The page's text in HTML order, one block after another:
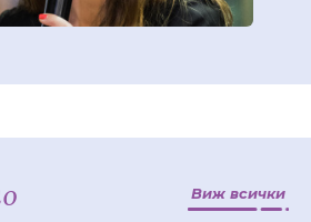
Виж всички